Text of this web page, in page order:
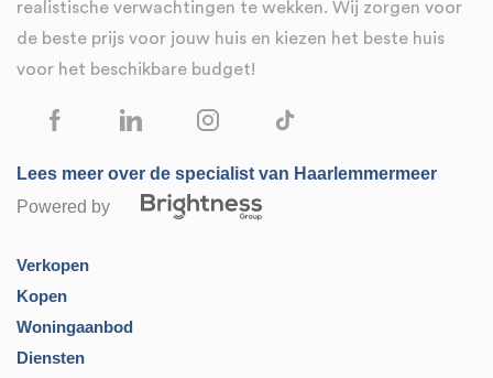
realistische verwachtingen te wekken. Wij zorgen voor
de beste prijs voor jouw huis en kiezen het beste huis
voor het beschikbare budget!
Lees meer over de specialist van Haarlemmermeer
Powered by
Verkopen
Kopen
Woningaanbod
Diensten